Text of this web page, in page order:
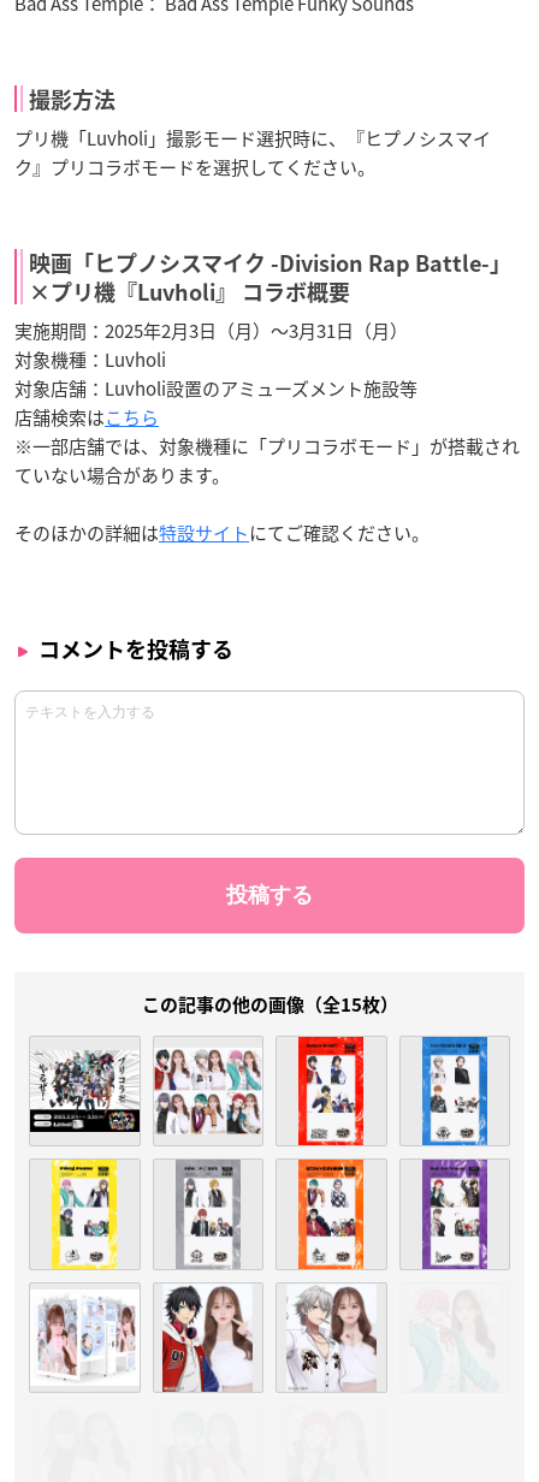
撮影方法
プリ機「Luvholi」撮影モード選択時に、『ヒプノシスマイ
ク』プリコラボモードを選択してください。
映画「ヒプノシスマイク -Division Rap Battle-」
×プリ機『Luvholi』 コラボ概要
実施期間：2025年2月3日（月）～3月31日（月）
対象機種：Luvholi
対象店舗：Luvholi設置のアミューズメント施設等
店舗検索はこちら
※一部店舗では、対象機種に「プリコラボモード」が搭載され
ていない場合があります。
そのほかの詳細は特設サイトにてご確認ください。
コメントを投稿する
この記事の他の画像（全15枚）